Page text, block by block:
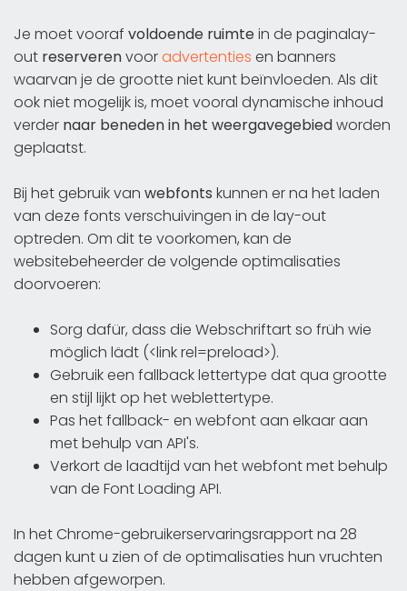
Je moet vooraf voldoende ruimtein de paginalay-
out reserverenvooradvertenties en banners
waarvan je de grootte niet kunt beïnvloeden. Als dit
ook niet mogelijk is, moet vooral dynamische inhoud
verder naar beneden in het weergavegebiedworden
geplaatst.
Bij het gebruik van webfonts kunnen er na het laden
van deze fonts verschuivingen in de lay-out
optreden. Om dit te voorkomen, kan de
websitebeheerder de volgende optimalisaties
doorvoeren:
Sorg dafür, dass die Webschriftart so früh wie
möglich lädt (<link rel=preload>).
Gebruik een fallback lettertype dat qua grootte
en stijl lijkt op het weblettertype.
Pas het fallback- en webfont aan elkaar aan
met behulp van API's.
Verkort de laadtijd van het webfont met behulp
van de Font Loading API.
In het Chrome-gebruikerservaringsrapport na 28
dagen kunt u zien of de optimalisaties hun vruchten
hebben afgeworpen.